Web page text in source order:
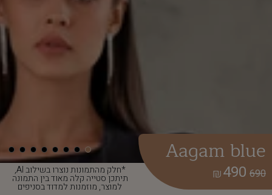
*חלק מהתמונות נוצרו בשילוב AI,
תיתכן סטייה קלה מאוד בין התמונה
למוצר, מוזמנות למדוד בסניפים
Aagam blue
690
490
₪